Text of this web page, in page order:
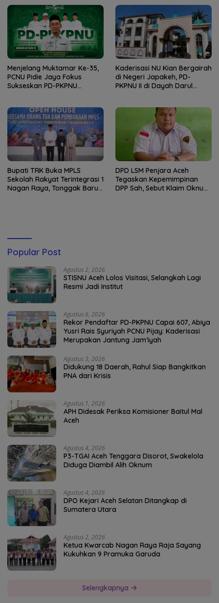
Menjelang Muktamar Ke-35,
PCNU Pidie Jaya Fokus
Sukseskan PD-PKPNU
Kaderisasi NU Kian Bergairah
di Negeri Japakeh, PD-
PKPNU II di Dayah Darul
Bupati TRK Buka MPLS
Sekolah Rakyat Terintegrasi 1
Nagan Raya, Tonggak Baru
DPD LSM Penjara Aceh
Tegaskan Kepemimpinan
DPP Sah, Sebut Klaim Oknum
Popular Post
Agustus 2, 2026
STISNU Aceh Lolos Visitasi, Selangkah Lagi
Resmi Jadi Institut
Agustus 6, 2026
Rekor Pendaftar PD-PKPNU Capai 607, Abiya
Yusri Rais Syuriyah PCNU Pijay: Kaderisasi
Merupakan Jantung Jam’iyah
Agustus 3, 2026
Didukung 18 Daerah, Rahul Siap Bangkitkan
PNA dari Krisis
Agustus 1, 2026
APH Didesak Periksa Komisioner Baitul Mal
Aceh
Agustus 4, 2026
P3-TGAI Aceh Tenggara Disorot, Swakelola
Diduga Diambil Alih Oknum
Agustus 4, 2026
DPO Kejari Aceh Selatan Ditangkap di
Sumatera Utara
Agustus 2, 2026
Ketua Kwarcab Nagan Raya Raja Sayang
Kukuhkan 9 Pramuka Garuda
Selengkapnya